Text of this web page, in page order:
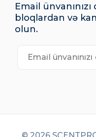
Email
bloqlardan və
olun.